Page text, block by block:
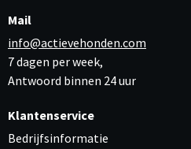
Mail
info@actievehonden.com
7 dagen per week,
Antwoord binnen 24 uur
Klantenservice
Bedrijfsinformatie